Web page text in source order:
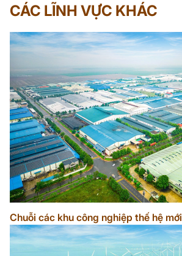
CÁC LĨNH VỰC KHÁC
Chuỗi các khu công nghiệp thế hệ mới